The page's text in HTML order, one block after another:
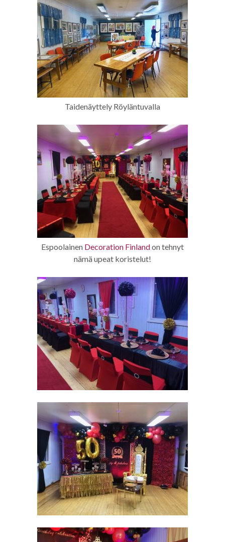
Taidenäyttely Röyläntuvalla
Espoolainen Decoration Finlandon tehnyt
nämä upeat koristelut!